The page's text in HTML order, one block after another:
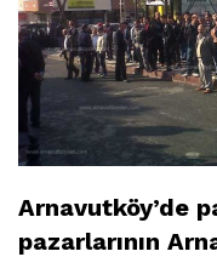
Arnavutköy’de
pazarlarının